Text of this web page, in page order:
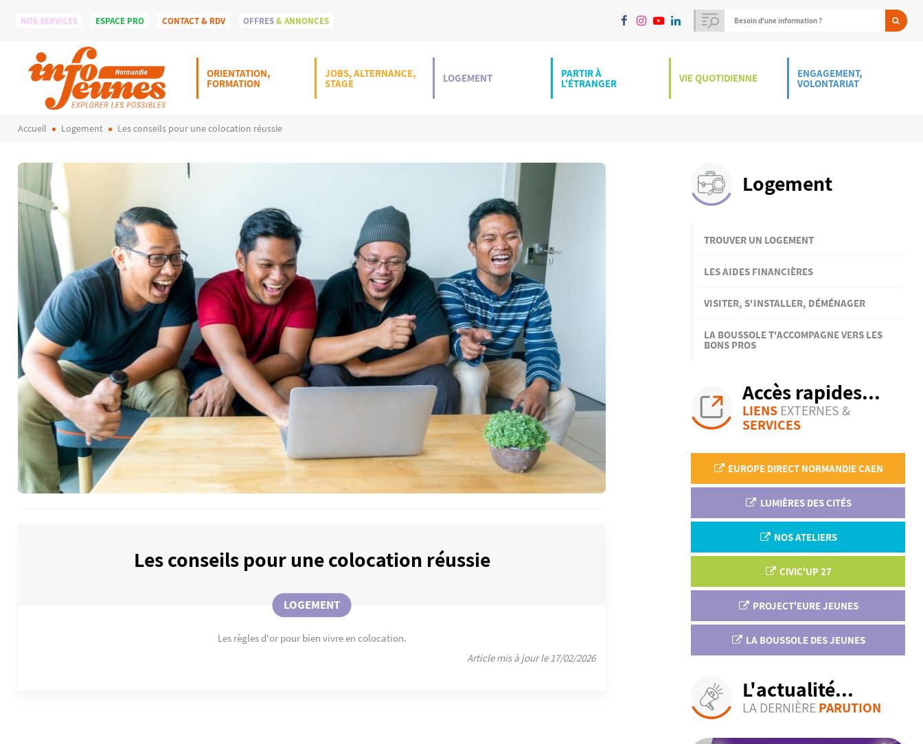
NOS SERVICES ESPACE PRO CONTACT & RDV OFFRES& ANNONCES
ORIENTATION,
FORMATION
JOBS, ALTERNANCE,
STAGE LOGEMENT PARTIR À
L'ÉTRANGER VIE QUOTIDIENNE ENGAGEMENT,
VOLONTARIAT
Accueil Logement Les conseils pour une colocation réussie
Logement
TROUVER UN LOGEMENT
LES AIDES FINANCIÈRES
VISITER, S'INSTALLER, DÉMÉNAGER
LA BOUSSOLE T'ACCOMPAGNE VERS LES
BONS PROS
Accès rapides...
LIENS EXTERNES &
SERVICES
EUROPE DIRECT NORMANDIE CAEN
LUMIÈRES DES CITÉS
NOS ATELIERS
CIVIC'UP 27
PROJECT'EURE JEUNES
LA BOUSSOLE DES JEUNES
L'actualité...
LA DERNIÈREPARUTION
Les conseils pour une colocation réussie
LOGEMENT
Les règles d'or pour bien vivre en colocation.
Article mis à jour le 17/02/2026